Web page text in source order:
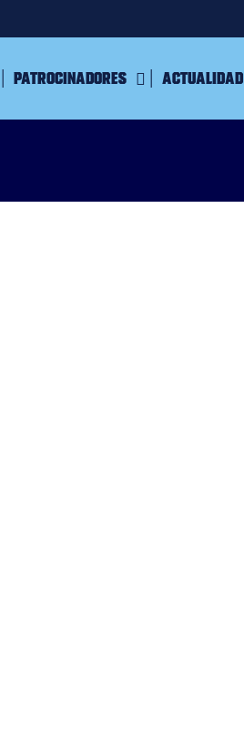
Patrocinadores Actualidad